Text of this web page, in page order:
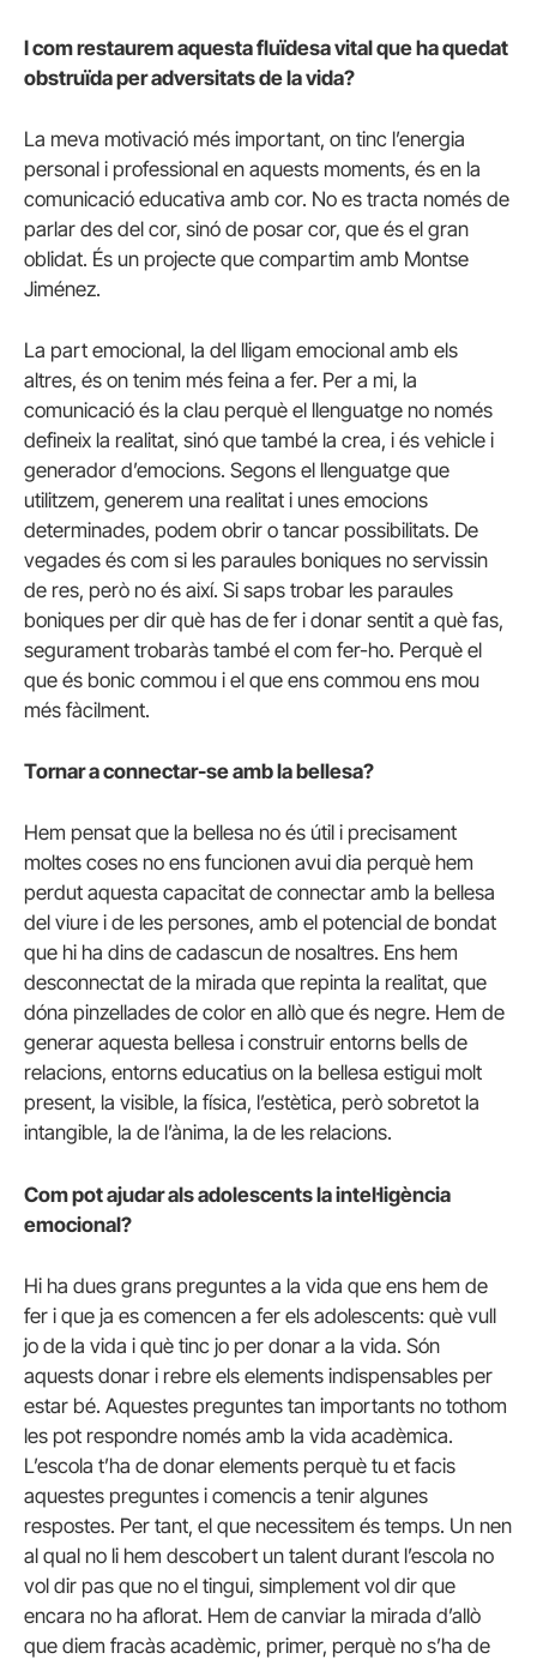
I com restaurem aquesta fluïdesa vital que ha quedat
obstruïda per adversitats de la vida?
La meva motivació més important, on tinc l’energia
personal i professional en aquests moments, és en la
comunicació educativa amb cor. No es tracta només de
parlar des del cor, sinó de posar cor, que és el gran
oblidat. És un projecte que compartim amb Montse
Jiménez.
La part emocional, la del lligam emocional amb els
altres, és on tenim més feina a fer. Per a mi, la
comunicació és la clau perquè el llenguatge no només
defineix la realitat, sinó que també la crea, i és vehicle i
generador d’emocions. Segons el llenguatge que
utilitzem, generem una realitat i unes emocions
determinades, podem obrir o tancar possibilitats. De
vegades és com si les paraules boniques no servissin
de res, però no és així. Si saps trobar les paraules
boniques per dir què has de fer i donar sentit a què fas,
segurament trobaràs també el com fer-ho. Perquè el
que és bonic commou i el que ens commou ens mou
més fàcilment.
Tornar a connectar-se amb la bellesa?
Hem pensat que la bellesa no és útil i precisament
moltes coses no ens funcionen avui dia perquè hem
perdut aquesta capacitat de connectar amb la bellesa
del viure i de les persones, amb el potencial de bondat
que hi ha dins de cadascun de nosaltres. Ens hem
desconnectat de la mirada que repinta la realitat, que
dóna pinzellades de color en allò que és negre. Hem de
generar aquesta bellesa i construir entorns bells de
relacions, entorns educatius on la bellesa estigui molt
present, la visible, la física, l’estètica, però sobretot la
intangible, la de l’ànima, la de les relacions.
Com pot ajudar als adolescents la intel·ligència
emocional?
Hi ha dues grans preguntes a la vida que ens hem de
fer i que ja es comencen a fer els adolescents: què vull
jo de la vida i què tinc jo per donar a la vida. Són
aquests donar i rebre els elements indispensables per
estar bé. Aquestes preguntes tan importants no tothom
les pot respondre només amb la vida acadèmica.
L’escola t’ha de donar elements perquè tu et facis
aquestes preguntes i comencis a tenir algunes
respostes. Per tant, el que necessitem és temps. Un nen
al qual no li hem descobert un talent durant l’escola no
vol dir pas que no el tingui, simplement vol dir que
encara no ha aflorat. Hem de canviar la mirada d’allò
que diem fracàs acadèmic, primer, perquè no s’ha de